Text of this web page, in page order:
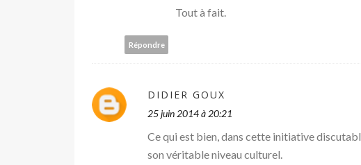
Tout à fait.
Répondre
DIDIER GOUX
25 juin 2014 à 20:21
Ce qui est bien, dans cette initiative
son véritable niveau culturel.